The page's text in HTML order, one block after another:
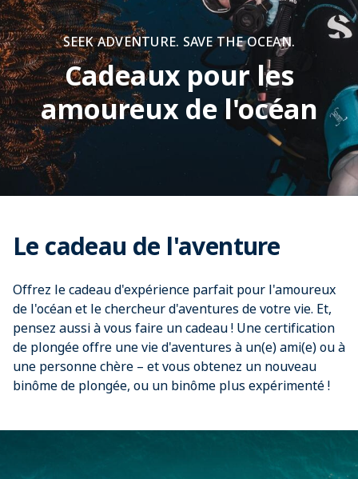
SEEK ADVENTURE. SAVE THE OCEAN.
Cadeaux pour les
amoureux de l'océan
Le cadeau de l'aventure
Offrez le cadeau d'expérience parfait pour l'amoureux
de l'océan et le chercheur d'aventures de votre vie. Et,
pensez aussi à vous faire un cadeau ! Une certification
de plongée offre une vie d'aventures à un(e) ami(e) ou à
une personne chère – et vous obtenez un nouveau
binôme de plongée, ou un binôme plus expérimenté !